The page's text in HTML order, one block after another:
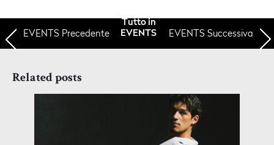
EVENTS Precedente
Tutto in
EVENTS
EVENTS Successiva
Related posts